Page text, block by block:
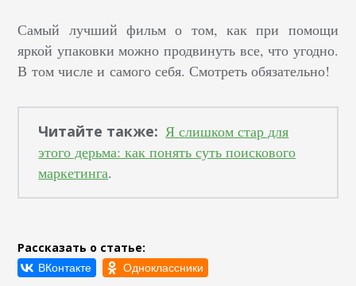
Самый лучший фильм о том, как при помощи
яркой упаковки можно продвинуть все, что угодно.
В том числе и самого себя. Смотреть обязательно!
Читайте также: Я слишком стар для
этого дерьма: как понять суть поискового
маркетинга.
Рассказать о статье: